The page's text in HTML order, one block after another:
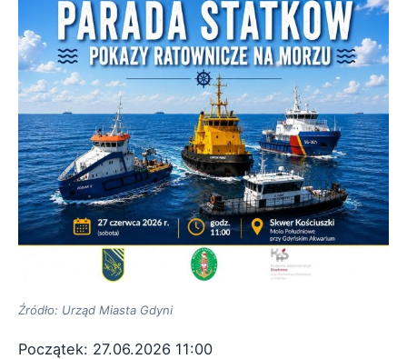
Źródło: Urząd Miasta Gdyni
Początek: 27.06.2026 11:00